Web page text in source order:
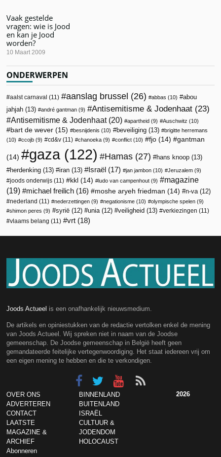
Vaak gestelde
vragen: wie is Jood
en kan je Jood
worden?
10 Maart 2009
ONDERWERPEN
aalst carnaval (11) aanslag brussel (26) abbas (10)
abou
jahjah (13) andré gantman (9) Antisemitisme & Jodenhaat (23)
Antisemitisme & Jodenhaat(20) apartheid (9) Auschwitz (10)
bart de wever (15) besnijdenis (10) beveiliging (13)
brigitte herremans
(10)
ccojb (9) cd&v (11) chanoeka (9) conflict (10) fjo (14) gantman
(14) gaza(122) Hamas (27) hans knoop (13)
herdenking (13) iran (13) Israël (17) jan jambon (10) Jeruzalem (9)
joods onderwijs (11) kkl (14) ludo van campenhout (9)
magazine
(19)
michael freilich (16) moshe aryeh friedman (14) n-va(12)
nederland (11) nederzettingen (9) negationisme (10) olympische spelen (9)
shimon peres (9) syrië (12) unia(12) veiligheid (13) verkiezingen (11)
vlaams belang (11) vrt (18)
Joods Actueel is een onafhankelijk nieuwsmedium.
De artikels en opiniestukken van de redactie vertolken enkel de mening
van Joods Actueel. Wij spreken niet in naam van de Joodse
gemeenschap. De Joodse gemeenschap in België heeft geen
gemandateerde feitelijke vertegenwoordiging. Het staat iedereen vrij om
een eigen mening te hebben en die te verkondigen.
OVER ONS
ADVERTEREN
CONTACT
LAATSTE
MAGAZINE &
ARCHIEF
Abonneren
BINNENLAND
BUITENLAND
ISRAËL
CULTUUR &
JODENDOM
HOLOCAUST
2026